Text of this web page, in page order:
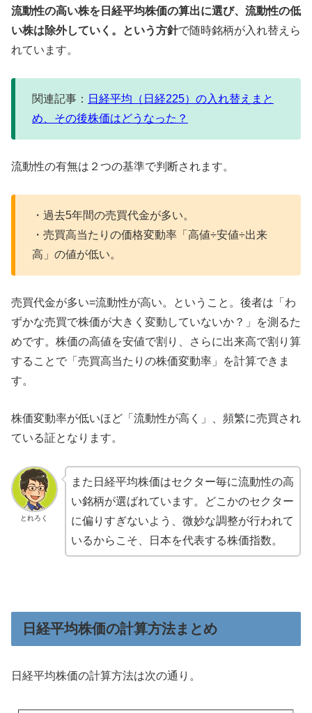
流動性の高い株を日経平均株価の算出に選び、流動性の低
い株は除外していく。という方針で随時銘柄が入れ替えら
れています。
関連記事： 日経平均（日経225）の入れ替えまと
め、その後株価はどうなった？
流動性の有無は２つの基準で判断されます。
・過去5年間の売買代金が多い。
・売買高当たりの価格変動率「高値÷安値÷出来
高」の値が低い。
売買代金が多い=流動性が高い。ということ。後者は「わ
ずかな売買で株価が大きく変動していないか？」を測るた
めです。株価の高値を安値で割り、さらに出来高で割り算
することで「売買高当たりの株価変動率」を計算できま
す。
株価変動率が低いほど「流動性が高く」、頻繁に売買され
ている証となります。
とれろく
また日経平均株価はセクター毎に流動性の高
い銘柄が選ばれています。どこかのセクター
に偏りすぎないよう、微妙な調整が行われて
いるからこそ、日本を代表する株価指数。
日経平均株価の計算方法まとめ
日経平均株価の計算方法は次の通り。